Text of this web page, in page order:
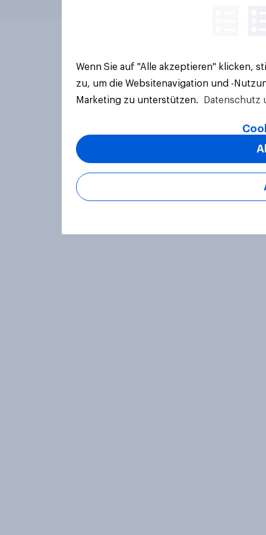
Wenn Sie auf "Alle akzeptieren" klicken,
zu, um die Websitenavigation und -
Marketing zu unterstützen.
Datenschutz